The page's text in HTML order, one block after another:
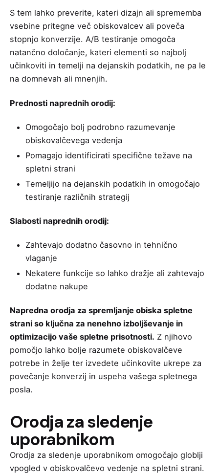
S tem lahko preverite, kateri dizajn ali sprememba
vsebine pritegne več obiskovalcev ali poveča
stopnjo konverzije. A/B testiranje omogoča
natančno določanje, kateri elementi so najbolj
učinkoviti in temelji na dejanskih podatkih, ne pa le
na domnevah ali mnenjih.
Prednosti naprednih orodij:
Omogočajo bolj podrobno razumevanje
obiskovalčevega vedenja
Pomagajo identificirati specifične težave na
spletni strani
Temeljijo na dejanskih podatkih in omogočajo
testiranje različnih strategij
Slabosti naprednih orodij:
Zahtevajo dodatno časovno in tehnično
vlaganje
Nekatere funkcije so lahko dražje ali zahtevajo
dodatne nakupe
Napredna orodja za spremljanje obiska spletne
strani so ključna za nenehno izboljševanje in
optimizacijo vaše spletne prisotnosti. Z njihovo
pomočjo lahko bolje razumete obiskovalčeve
potrebe in želje ter izvedete učinkovite ukrepe za
povečanje konverzij in uspeha vašega spletnega
posla.
Orodja za sledenje
uporabnikom
Orodja za sledenje uporabnikom omogočajo globlji
vpogled v obiskovalčevo vedenje na spletni strani.